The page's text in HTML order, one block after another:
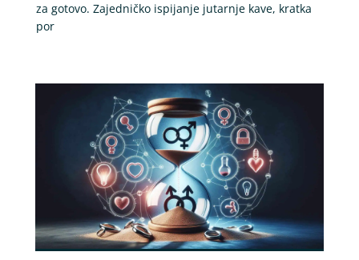
za gotovo. Zajedničko ispijanje jutarnje kave, kratka
por